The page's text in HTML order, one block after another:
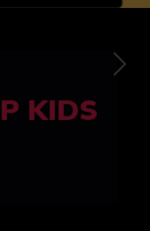
Next